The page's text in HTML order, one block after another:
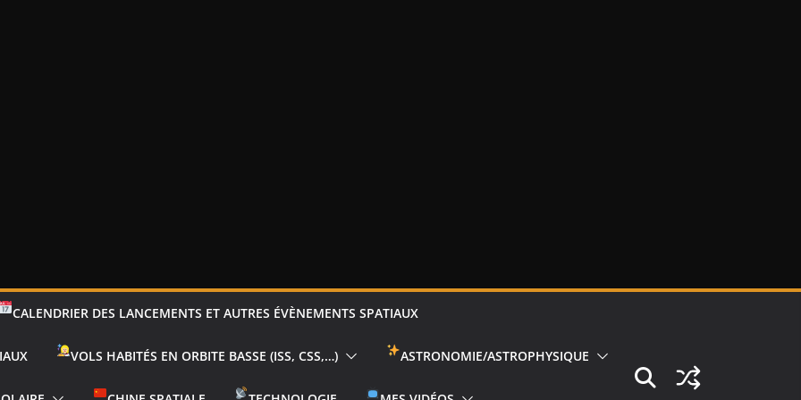
CALENDRIER DES LANCEMENTS ET AUTRES ÉVÈNEMENTS SPATIAUX
VOLS HABITÉS EN ORBITE BASSE (ISS, CSS,…) ASTRONOMIE/ASTROPHYSIQUE